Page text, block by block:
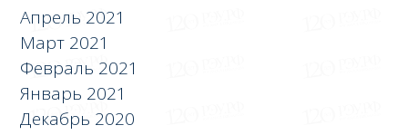
Апрель 2021
Март 2021
Февраль 2021
Январь 2021
Декабрь 2020